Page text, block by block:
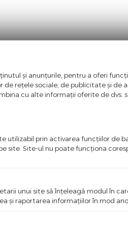
Facem eforturi
in care producatorul aduce
și anunțurile, pentru a oferi
rețele sociale, de publicitate și de
cu alte informații oferite de dvs.
utilizabil prin activarea funcţiilor de
site. Site-ul nu poate funcţiona
unui site să înţeleagă modul în
şi raportarea informaţiilor în mod